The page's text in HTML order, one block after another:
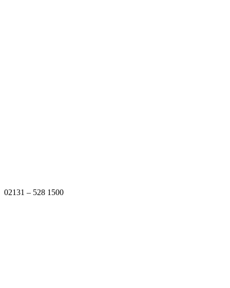
02131 – 528 1500